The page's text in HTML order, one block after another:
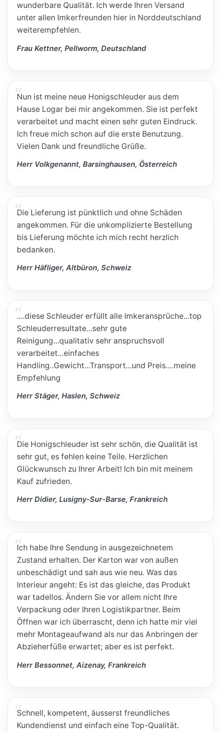
wunderbare Qualität. Ich werde Ihren Versand
unter allen Imkerfreunden hier in Norddeutschland
weiterempfehlen.
Frau Kettner, Pellworm, Deutschland
Nun ist meine neue Honigschleuder aus dem
Hause Logar bei mir angekommen. Sie ist perfekt
verarbeitet und macht einen sehr guten Eindruck.
Ich freue mich schon auf die erste Benutzung.
Vielen Dank und freundliche Grüße.
Herr Volkgenannt, Barsinghausen, Österreich
Die Lieferung ist pünktlich und ohne Schäden
angekommen. Für die unkomplizierte Bestellung
bis Lieferung möchte ich mich recht herzlich
bedanken.
Herr Häfliger, Altbüron, Schweiz
....diese Schleuder erfüllt alle Imkeransprüche...top
Schleuderresultate...sehr gute
Reinigung...qualitativ sehr anspruchsvoll
verarbeitet...einfaches
Handling..Gewicht...Transport...und Preis....meine
Empfehlung
Herr Stäger, Haslen, Schweiz
Die Honigschleuder ist sehr schön, die Qualität ist
sehr gut, es fehlen keine Teile. Herzlichen
Glückwunsch zu Ihrer Arbeit! Ich bin mit meinem
Kauf zufrieden.
Herr Didier, Lusigny-Sur-Barse, Frankreich
Ich habe Ihre Sendung in ausgezeichnetem
Zustand erhalten. Der Karton war von außen
unbeschädigt und sah aus wie neu. Was das
Interieur angeht: Es ist das gleiche, das Produkt
war tadellos. Ändern Sie vor allem nicht Ihre
Verpackung oder Ihren Logistikpartner. Beim
Öffnen war ich überrascht, denn ich hatte mir viel
mehr Montageaufwand als nur das Anbringen der
Abzieherfüße erwartet; aber es ist perfekt.
Herr Bessonnet, Aizenay, Frankreich
Schnell, kompetent, äusserst freundliches
Kundendienst und einfach eine Top-Qualität.